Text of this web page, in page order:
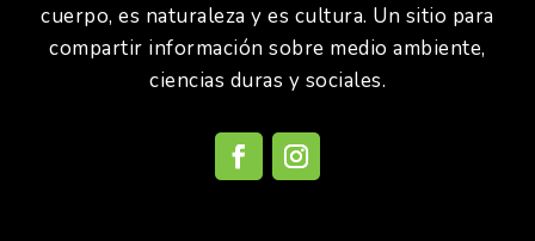
cuerpo, es naturaleza y es cultura. Un sitio para
compartir información sobre medio ambiente,
ciencias duras y sociales.